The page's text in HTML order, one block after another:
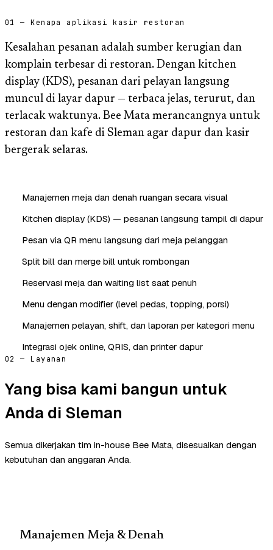
01 — Kenapa aplikasi kasir restoran
Kesalahan pesanan adalah sumber kerugian dan
komplain terbesar di restoran. Dengan kitchen
display (KDS), pesanan dari pelayan langsung
muncul di layar dapur — terbaca jelas, terurut, dan
terlacak waktunya. Bee Mata merancangnya untuk
restoran dan kafe di Sleman agar dapur dan kasir
bergerak selaras.
Manajemen meja dan denah ruangan secara visual
Kitchen display (KDS) — pesanan langsung tampil di dapur
Pesan via QR menu langsung dari meja pelanggan
Split bill dan merge bill untuk rombongan
Reservasi meja dan waiting list saat penuh
Menu dengan modifier (level pedas, topping, porsi)
Manajemen pelayan, shift, dan laporan per kategori menu
Integrasi ojek online, QRIS, dan printer dapur
02 — Layanan
Yang bisa kami bangun untuk
Anda di Sleman
Semua dikerjakan tim in-house Bee Mata, disesuaikan dengan
kebutuhan dan anggaran Anda.
Manajemen Meja & Denah